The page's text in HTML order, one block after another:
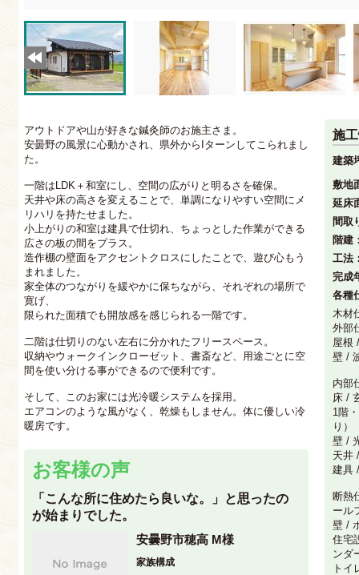
アウトドアや山が好きな鍼灸師のお施主さま。
安曇野の風景に心動かされ、県外からIターンしてこられまし
た。
一階はLDK＋和室にし、空間の広がりと明るさを確保。
天井や床の高さを変えることで、単調になりやすい空間にメ
リハリを持たせました。
小上がりの和室は建具で仕切れ、ちょっとした作業ができる
広さの板の間をプラス。
造作棚の壁面をアクセントクロスにしたことで、遊び心もう
まれました。
家全体のつながりを緩やかに保ちながら、それぞれの場所で
寛げ、
限られた面積でも開放感を感じられる一階です。
二階は仕切りのない左右に分かれたフリースペース。
収納やウォークインクローゼット、書斎など、用途ごとに空
間を使い分ける事ができるので便利です。
そして、このお家には光冷暖システムを採用。
エアコンのような風がなく、乾燥もしません。体に優しい冷
暖房です。
お客様の声
「こんな所に住めたら良いな。」と思ったの
が始まりでした。
安曇野市穂高 M様
家族構成
施
建築
敷地
延床
間取
階建
工法
完成
各種
木材
外部
屋根
壁 /
内部
床 /
1階
り）
壁 /
天井
建具
断熱
ール
壁 /
住宅
ンダ
トイ